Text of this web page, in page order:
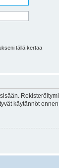
tällä kertaa
käytännöt